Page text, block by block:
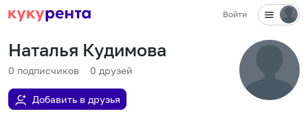
Войти
Наталья Кудимова
0 подписчиков 0 друзей
Добавить в друзья